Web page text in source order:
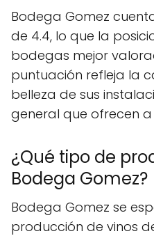
Bodega Gomez
de 4.4, lo que la
bodegas mejor
puntuación refleja la
belleza de sus
general que ofrecen a
¿Qué tipo de
Bodega Gomez?
Bodega Gomez se
producción de vinos